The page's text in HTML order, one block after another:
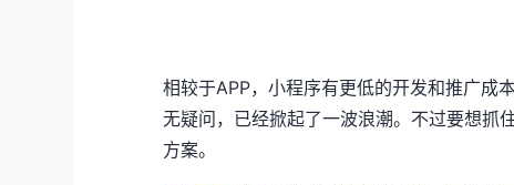
相较于APP，小程序有更低的开发和推广成
无疑问，已经掀起了一波浪潮。不过要想抓
方案。